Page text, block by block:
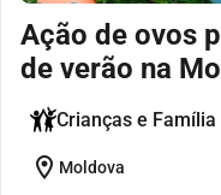
Ação de ovos
de verão na
Crianças e Família
location_on Moldova